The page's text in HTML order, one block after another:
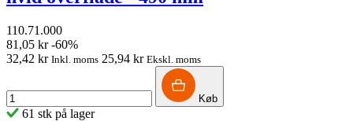
110.71.000
81,05 kr -60%
32,42 kr Inkl. moms 25,94 kr Ekskl. moms
Køb
61 stk på lager